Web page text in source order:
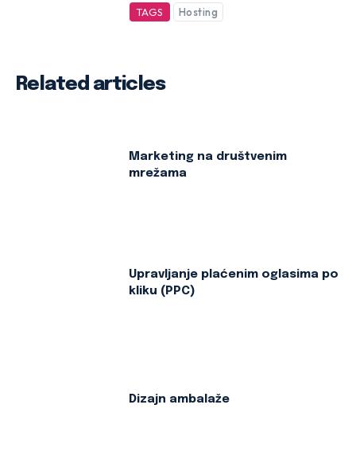
TAGS Hosting
Related articles
Marketing na društvenim
mrežama
Upravljanje plaćenim oglasima po
kliku (PPC)
Dizajn ambalaže